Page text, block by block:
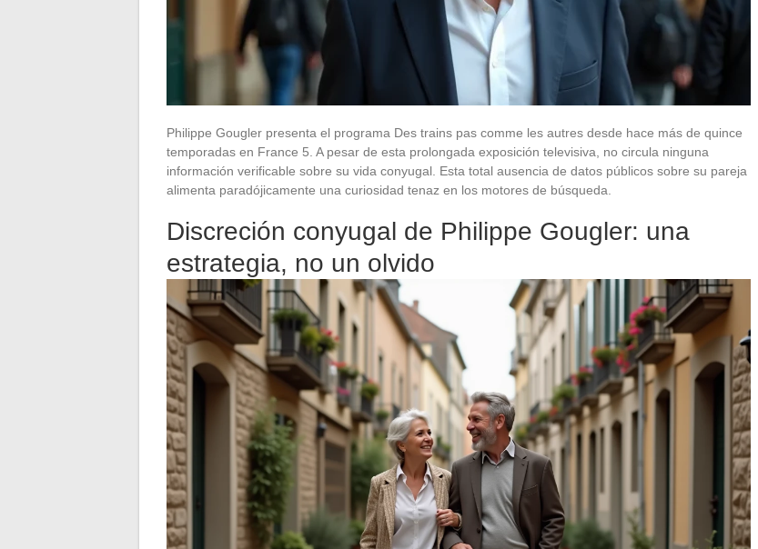
Philippe Gougler presenta el programa Des trains pas comme les autres desde hace más de quince
temporadas en France 5. A pesar de esta prolongada exposición televisiva, no circula ninguna
información verificable sobre su vida conyugal. Esta total ausencia de datos públicos sobre su pareja
alimenta paradójicamente una curiosidad tenaz en los motores de búsqueda.
Discreción conyugal de Philippe Gougler: una
estrategia, no un olvido